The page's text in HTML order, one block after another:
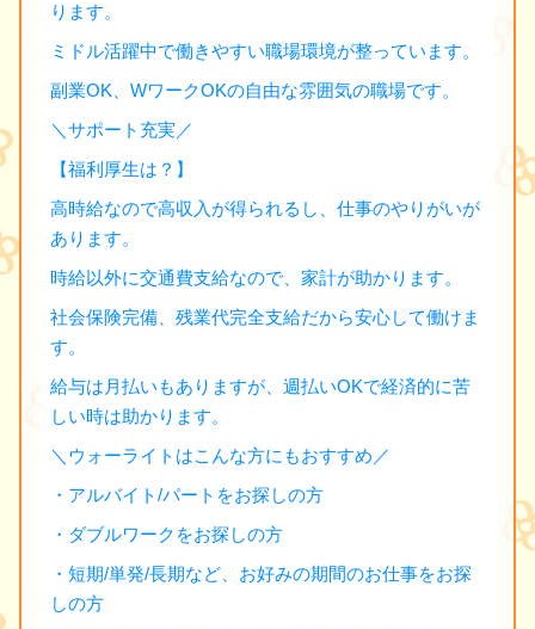
ります。
ミドル活躍中で働きやすい職場環境が整っています。
副業OK、WワークOKの自由な雰囲気の職場です。
＼サポート充実／
【福利厚生は？】
高時給なので高収入が得られるし、仕事のやりがいが
あります。
時給以外に交通費支給なので、家計が助かります。
社会保険完備、残業代完全支給だから安心して働けま
す。
給与は月払いもありますが、週払いOKで経済的に苦
しい時は助かります。
＼ウォーライトはこんな方にもおすすめ／
・アルバイト/パートをお探しの方
・ダブルワークをお探しの方
・短期/単発/長期など、お好みの期間のお仕事をお探
しの方